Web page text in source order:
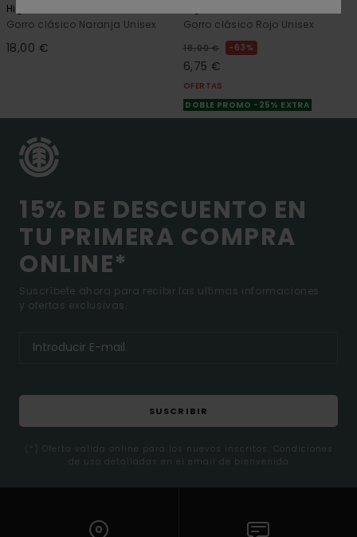
High Icon Y
Gorro clásico Naranja Unisex
18,00 €
Gorro clásico Rojo Unisex
18,00 € 63%
6,75 €
OFERTAS
DOBLE PROMO -25% EXTRA
15% DE DESCUENTO EN
TU PRIMERA COMPRA
ONLINE*
Suscríbete ahora para recibir las ultimas informaciones
y ofertas exclusivas.
SUSCRIBIR
(*) Oferta valida online para los nuevos inscritos. Condiciones
de uso detalladas en el email de bienvenida